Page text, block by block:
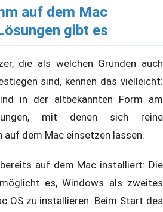
auf dem Mac
gibt es
die als welchen Gründen auch
sind, kennen das vielleicht:
in der altbekannten Form am
mit denen sich reine
dem Mac einsetzen lassen.
auf dem Mac installiert: Die
es, Windows als zweites
OS zu installieren. Beim Start des